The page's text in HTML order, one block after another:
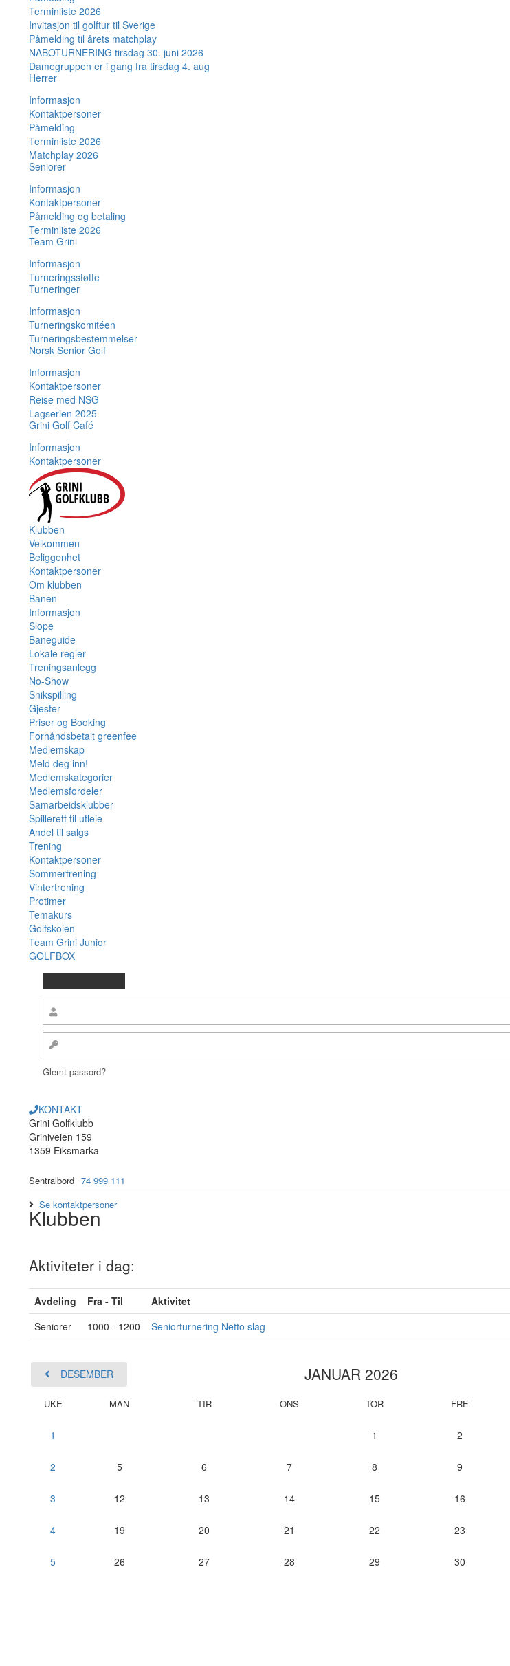
Terminliste 2026
Invitasjon til golftur til Sverige
Påmelding til årets matchplay
NABOTURNERING tirsdag 30. juni 2026
Damegruppen er i gang fra tirsdag 4. aug
Herrer
Informasjon
Kontaktpersoner
Påmelding
Terminliste 2026
Matchplay 2026
Seniorer
Informasjon
Kontaktpersoner
Påmelding og betaling
Terminliste 2026
Team Grini
Informasjon
Turneringsstøtte
Turneringer
Informasjon
Turneringskomitéen
Turneringsbestemmelser
Norsk Senior Golf
Informasjon
Kontaktpersoner
Reise med NSG
Lagserien 2025
Grini Golf Café
Informasjon
Kontaktpersoner
Klubben
Velkommen
Beliggenhet
Kontaktpersoner
Om klubben
Banen
Informasjon
Slope
Baneguide
Lokale regler
Treningsanlegg
No-Show
Snikspilling
Gjester
Priser og Booking
Forhåndsbetalt greenfee
Medlemskap
Meld deg inn!
Medlemskategorier
Medlemsfordeler
Samarbeidsklubber
Spillerett til utleie
Andel til salgs
Trening
Kontaktpersoner
Sommertrening
Vintertrening
Protimer
Temakurs
Golfskolen
Team Grini Junior
GOLFBOX
Glemt passord?
KONTAKT
Grini Golfklubb
Griniveien 159
1359 Eiksmarka
Sentralbord 74 999 111
Se kontaktpersoner
Klubben
Aktiviteter i dag:
Avdeling Fra - Til
Aktivitet
Seniorer
1000 - 1200 Seniorturnering Netto slag
DESEMBER JANUAR 2026
UKE MAN TIR ONS TOR FRE
1 1 2
2 5 6 7 8 9
3 12 13 14 15 16
4 19 20 21 22 23
5 26 27 28 29 30